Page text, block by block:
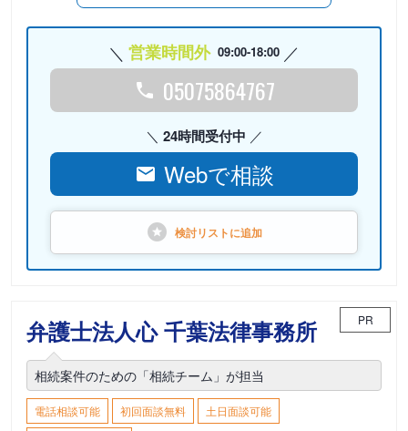
営業時間外 09:00-18:00
05075864767
24時間受付中
Webで相談
検討リストに追加
弁護士法人心 千葉法律事務所 PR
相続案件のための「相続チーム」が担当
電話相談可能 初回面談無料
土日面談可能